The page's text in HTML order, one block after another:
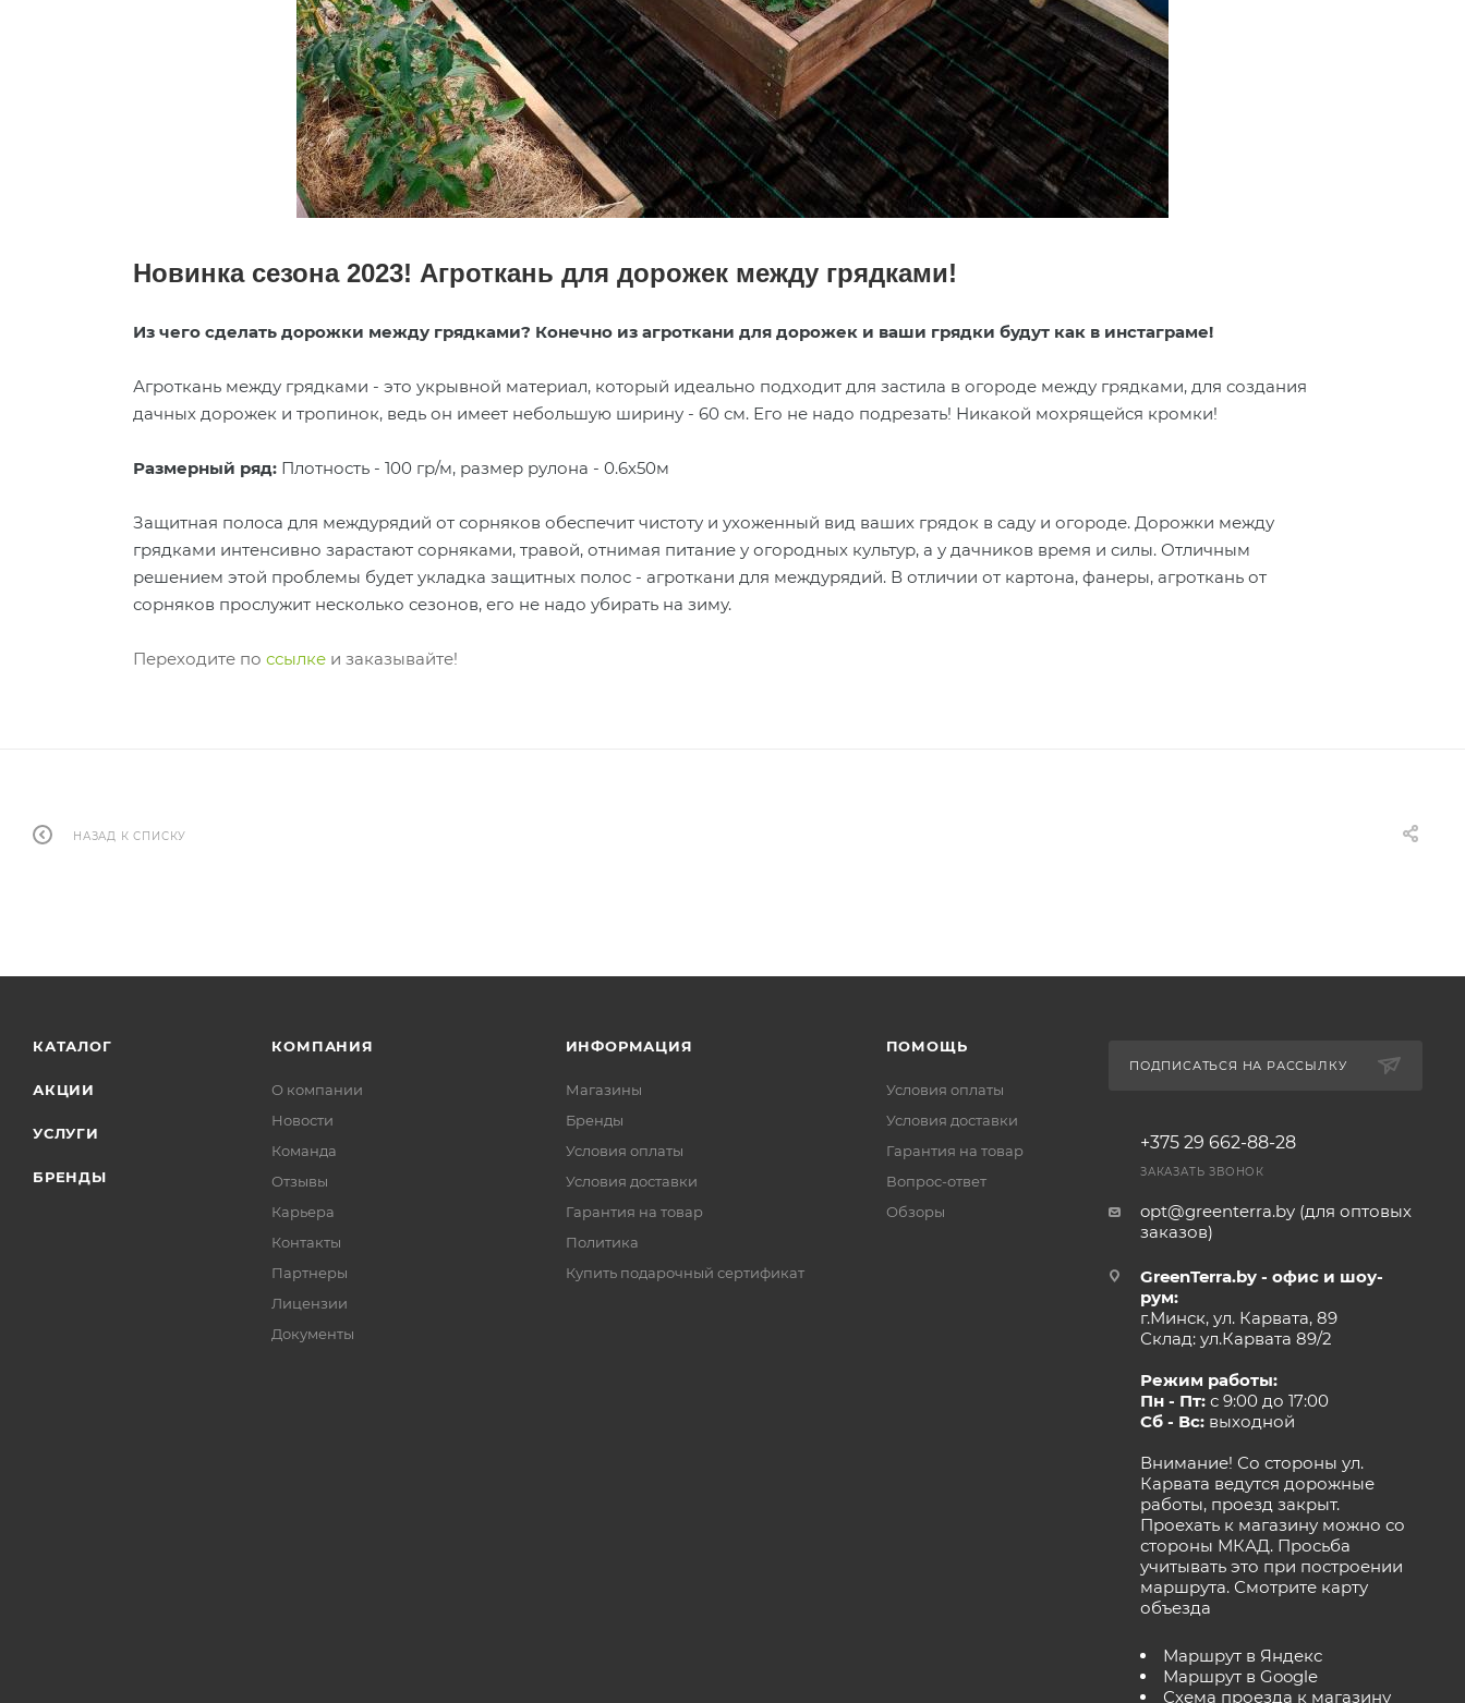
Новинка сезона 2023! Агроткань для дорожек между грядками!
Из чего сделать дорожки между грядками? Конечно из агроткани для дорожек и ваши грядки будут как в инстаграме!
Агроткань между грядками - это укрывной материал, который идеально подходит для застила в огороде между грядками, для создания
дачных дорожек и тропинок, ведь он имеет небольшую ширину - 60 см. Его не надо подрезать! Никакой мохрящейся кромки!
Размерный ряд: Плотность - 100 гр/м, размер рулона - 0.6х50м
Защитная полоса для междурядий от сорняков обеспечит чистоту и ухоженный вид ваших грядок в саду и огороде. Дорожки между
грядками интенсивно зарастают сорняками, травой, отнимая питание у огородных культур, а у дачников время и силы. Отличным
решением этой проблемы будет укладка защитных полос - агроткани для междурядий. В отличии от картона, фанеры, агроткань от
сорняков прослужит несколько сезонов, его не надо убирать на зиму.
Переходите по ссылке и заказывайте!
НАЗАД К СПИСКУ
КАТАЛОГ
АКЦИИ
УСЛУГИ
БРЕНДЫ
КОМПАНИЯ
О компании
Новости
Команда
Отзывы
Карьера
Контакты
Партнеры
Лицензии
Документы
ИНФОРМАЦИЯ
Магазины
Бренды
Условия оплаты
Условия доставки
Гарантия на товар
Политика
Купить подарочный сертификат
ПОМОЩЬ
Условия оплаты
Условия доставки
Гарантия на товар
Вопрос-ответ
Обзоры
ПОДПИСАТЬСЯ НА РАССЫЛКУ
+375 29 662-88-28
ЗАКАЗАТЬ ЗВОНОК
opt@greenterra.by (для оптовых
заказов)
GreenTerra.by - офис и шоу-
рум:
г.Минск, ул. Карвата, 89
Склад: ул.Карвата 89/2
Режим работы:
Пн - Пт:с 9:00 до 17:00
Сб - Вс:выходной
Внимание! Со стороны ул.
Карвата ведутся дорожные
работы, проезд закрыт.
Проехать к магазину можно со
стороны МКАД. Просьба
учитывать это при построении
маршрута. Смотрите карту
объезда
Маршрут в Яндекс
Маршрут в Google
Схема проезда к магазину